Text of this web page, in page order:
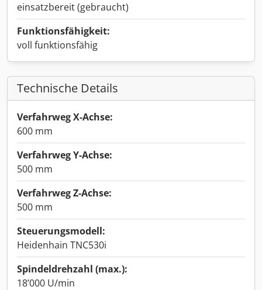
einsatzbereit (gebraucht)
Funktionsfähigkeit:
voll funktionsfähig
Technische Details
Verfahrweg X-Achse:
600 mm
Verfahrweg Y-Achse:
500 mm
Verfahrweg Z-Achse:
500 mm
Steuerungsmodell:
Heidenhain TNC530i
Spindeldrehzahl (max.):
18’000 U/min